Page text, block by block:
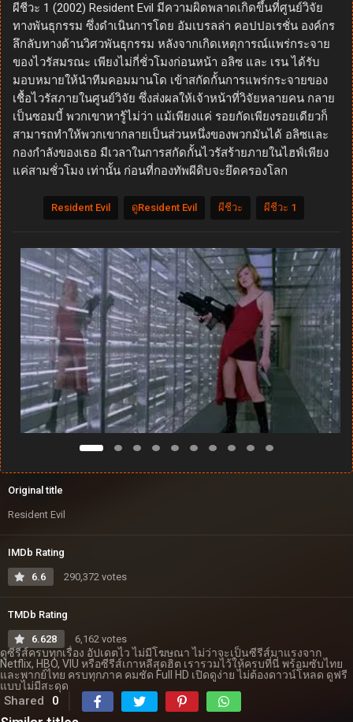
ผีชีวะ 1 (2002) Resident Evil มีความผิดพลาดเกิดขึ้นที่ศูนย์วิจัย
ทางพันธุกรรม ซึ่งดำเนินการโดย อัมเบรลล่า คอปปอเรชั่น องค์กร
ลึกลับทางด้านวิศวพันธุกรรม หลังจากเกิดเหตุการณ์แพร่กระจาย
ของไวรัสมรณะ เพียงไม่กี่ชั่วโมงก่อนหน้า อลิซ และ เรน ได้รับ
มอบหมายให้นำทีมคอมมานโด เข้าสกัดกั้นการแพร่กระจายของ
เชื้อไวรัสภายในศูนย์วิจัย ซึ่งส่งผลให้เจ้าหน้าที่วิจัยหลายคน กลาย
เป็นซอมบี้ พวกเขาหารู้ไม่ว่า แม้เพียงแค่ รอยกัดเพียงรอยเดียวก็
สามารถทำให้พวกเขากลายเป็นส่วนหนึ่งของพวกมันได้ อลิซและ
กองกำลังของเธอ มีเวลาในการสกัดกั้นไวรัสร้ายภายในไฮฟ์เพียง
แค่สามชั่วโมง เท่านั้น ก่อนที่กองทัพผีดิบจะยึดครองโลก
Resident Evil ดูResident Evil ผีชีวะ ผีชีวะ 1
Original title
Resident Evil
IMDb Rating
6.6 290,372 votes
TMDb Rating
6.628 6,162 votes
ดูซีรีส์ครบทุกเรื่อง อัปเดตไว ไม่มีโฆษณา ไม่ว่าจะเป็นซีรีส์มาแรงจาก
Netflix, HBO, VIU หรือซีรีส์เกาหลีสุดฮิต เรารวมไว้ให้ครบที่นี่ พร้อมซับไทย
และพากย์ไทย ครบทุกภาค คมชัด Full HD เปิดดูง่าย ไม่ต้องดาวน์โหลด ดูฟรี
แบบไม่มีสะดุด
Shared 0